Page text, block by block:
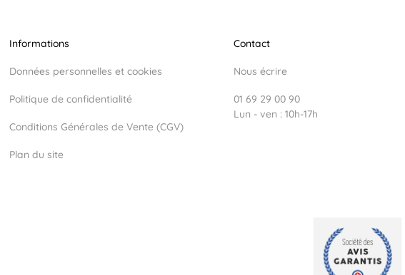
Informations
Données personnelles et cookies
Politique de confidentialité
Conditions Générales de Vente (CGV)
Plan du site
Contact
Nous écrire
01 69 29 00 90
Lun - ven : 10h-17h